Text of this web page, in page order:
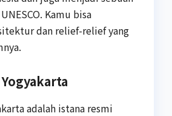
Kamu bisa
dan relief-relief yang
adalah istana resmi